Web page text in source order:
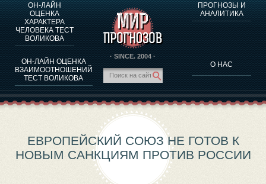
ОН-ЛАЙН
ОЦЕНКА
ХАРАКТЕРА
ЧЕЛОВЕКА ТЕСТ
ВОЛИКОВА
ОН-ЛАЙН ОЦЕНКА
ВЗАИМООТНОШЕНИЙ
ТЕСТ ВОЛИКОВА
· SINCE. 2004 ·
ПРОГНОЗЫ И
АНАЛИТИКА
О НАС
О ПРОГРАММЕ
ОЦЕНКА ХАРАКТЕРA ЧЕЛОВЕКА
ОЦЕНКА ХАРАКТЕРА ВЫДАЮЩИХСЯ ЛИЧНОСТЕЙ
О ПРОГРАММЕ
ТЕСТ НА СОВМЕСТИМОСТЬ ВОЛИКОВА
ПРОГНОЗЫ И АНАЛИТИКА
ЕВРОПЕЙСКИЙ СОЮЗ НЕ ГОТОВ К
НОВЫМ САНКЦИЯМ ПРОТИВ РОССИИ